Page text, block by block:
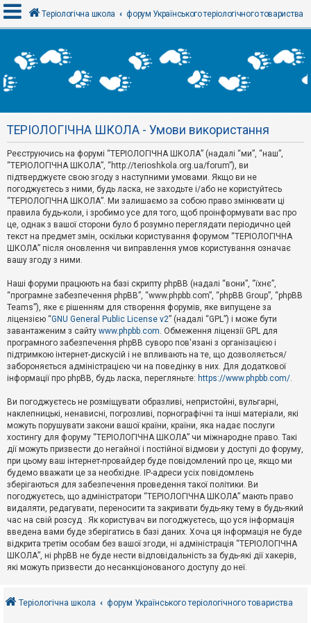
х
і
Р
є
с
т
р
а
ц
я
Т
м
и
б
е
з
в
і
д
п
о
в
д
й
А
к
т
и
в
н
т
е
м
и
о
Теріологічна школа форум Українського теріологічного товариства
ТЕРІОЛОГІЧНА ШКОЛА - Умови використання
Реєструючись на форумі “ТЕРІОЛОГІЧНА ШКОЛА” (надалі “ми”, “наш”,
“ТЕРІОЛОГІЧНА ШКОЛА”, “http://terioshkola.org.ua/forum”), ви
підтверджуєте свою згоду з наступними умовами. Якщо ви не
погоджуєтесь з ними, будь ласка, не заходьте і/або не користуйтесь
“ТЕРІОЛОГІЧНА ШКОЛА”. Ми залишаємо за собою право змінювати ці
правила будь-коли, і зробимо усе для того, щоб проінформувати вас про
це, однак з вашої сторони було б розумно переглядати періодично цей
текст на предмет змін, оскільки користування форумом “ТЕРІОЛОГІЧНА
ШКОЛА” після оновлення чи виправлення умов користування означає
вашу згоду з ними.
Наші форуми працюють на базі скрипту phpBB (надалі “вони”, “їхнє”,
“програмне забезпечення phpBB”, “www.phpbb.com”, “phpBB Group”, “phpBB
Teams”), яке є рішенням для створення форумів, яке випущене за
ліцензією “GNU General Public License v2” (надалі “GPL”) і може бути
завантаженим з сайту www.phpbb.com. Обмеження ліцензії GPL для
програмного забезпечення phpBB суворо пов'язані з організацією і
підтримкою інтернет-дискусій і не впливають на те, що дозволяється/
забороняється адміністрацією чи на поведінку в них. Для додаткової
інформації про phpBB, будь ласка, перегляньте: https://www.phpbb.com/.
Ви погоджуєтесь не розміщувати образливі, непристойні, вульгарні,
наклепницькі, ненависні, погрозливі, порнографічні та інші матеріали, які
можуть порушувати закони вашої країни, країни, яка надає послуги
хостингу для форуму “ТЕРІОЛОГІЧНА ШКОЛА” чи міжнародне право. Такі
дії можуть призвести до негайної і постійної відмови у доступі до форуму,
при цьому ваш інтернет-провайдер буде повідомлений про це, якщо ми
будемо вважати це за необхідне. IP-адреси усіх повідомлень
зберігаються для забезпечення проведення такої політики. Ви
погоджуєтесь, що адміністратори “ТЕРІОЛОГІЧНА ШКОЛА” мають право
видаляти, редагувати, переносити та закривати будь-яку тему в будь-який
час на свій розсуд . Як користувач ви погоджуєтесь, що уся інформація
введена вами буде зберігатись в базі даних. Хоча ця інформація не буде
відкрита третім особам без вашої згоди, ні адміністрація “ТЕРІОЛОГІЧНА
ШКОЛА”, ні phpBB не буде нести відповідальність за будь-які дії хакерів,
які можуть призвести до несанкціонованого доступу до неї.
Теріологічна школа форум Українського теріологічного товариства